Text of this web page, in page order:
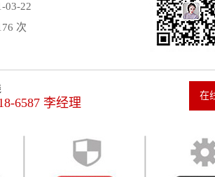
03-22
次
在
6587 李经理